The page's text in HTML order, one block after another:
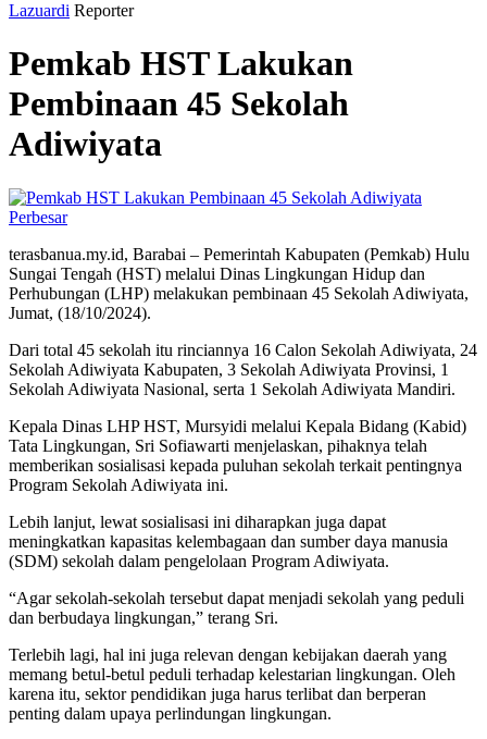
Lazuardi Reporter
Pemkab HST Lakukan
Pembinaan 45 Sekolah
Adiwiyata
Perbesar
terasbanua.my.id, Barabai – Pemerintah Kabupaten (Pemkab) Hulu
Sungai Tengah (HST) melalui Dinas Lingkungan Hidup dan
Perhubungan (LHP) melakukan pembinaan 45 Sekolah Adiwiyata,
Jumat, (18/10/2024).
Dari total 45 sekolah itu rinciannya 16 Calon Sekolah Adiwiyata, 24
Sekolah Adiwiyata Kabupaten, 3 Sekolah Adiwiyata Provinsi, 1
Sekolah Adiwiyata Nasional, serta 1 Sekolah Adiwiyata Mandiri.
Kepala Dinas LHP HST, Mursyidi melalui Kepala Bidang (Kabid)
Tata Lingkungan, Sri Sofiawarti menjelaskan, pihaknya telah
memberikan sosialisasi kepada puluhan sekolah terkait pentingnya
Program Sekolah Adiwiyata ini.
Lebih lanjut, lewat sosialisasi ini diharapkan juga dapat
meningkatkan kapasitas kelembagaan dan sumber daya manusia
(SDM) sekolah dalam pengelolaan Program Adiwiyata.
“Agar sekolah-sekolah tersebut dapat menjadi sekolah yang peduli
dan berbudaya lingkungan,” terang Sri.
Terlebih lagi, hal ini juga relevan dengan kebijakan daerah yang
memang betul-betul peduli terhadap kelestarian lingkungan. Oleh
karena itu, sektor pendidikan juga harus terlibat dan berperan
penting dalam upaya perlindungan lingkungan.